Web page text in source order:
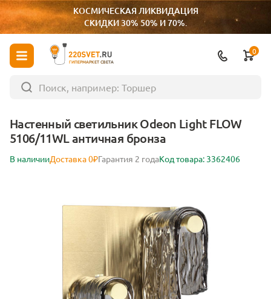
КОСМИЧЕСКАЯ ЛИКВИДАЦИЯ
СКИДКИ 30% 50% И 70%.
ГИПЕРМАРКЕТ СВЕТА
0
Настенный светильник Odeon Light FLOW
5106/11WL античная бронза
В наличииДоставка 0₽Гарантия 2 годаКод товара: 3362406